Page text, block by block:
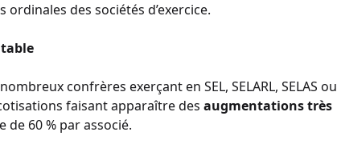
des sociétés d’exercice.
confrères exerçant en SEL, SELARL, SELAS ou
faisant apparaître des augmentations très
de 60 % par associé.